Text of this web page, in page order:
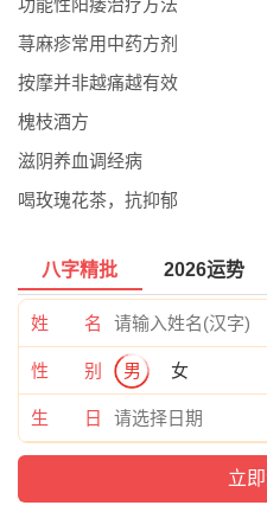
功能性阳痿治疗方法
荨麻疹常用中药方剂
按摩并非越痛越有效
槐枝酒方
滋阴养血调经病
喝玫瑰花茶，抗抑郁
八字精批 2026运势
姓 名
性 别 男 女
生 日